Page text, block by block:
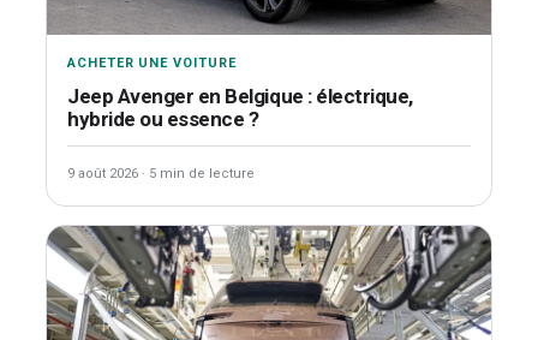
ACHETER UNE VOITURE
Jeep Avenger en Belgique : électrique,
hybride ou essence ?
9 août 2026 · 5 min de lecture